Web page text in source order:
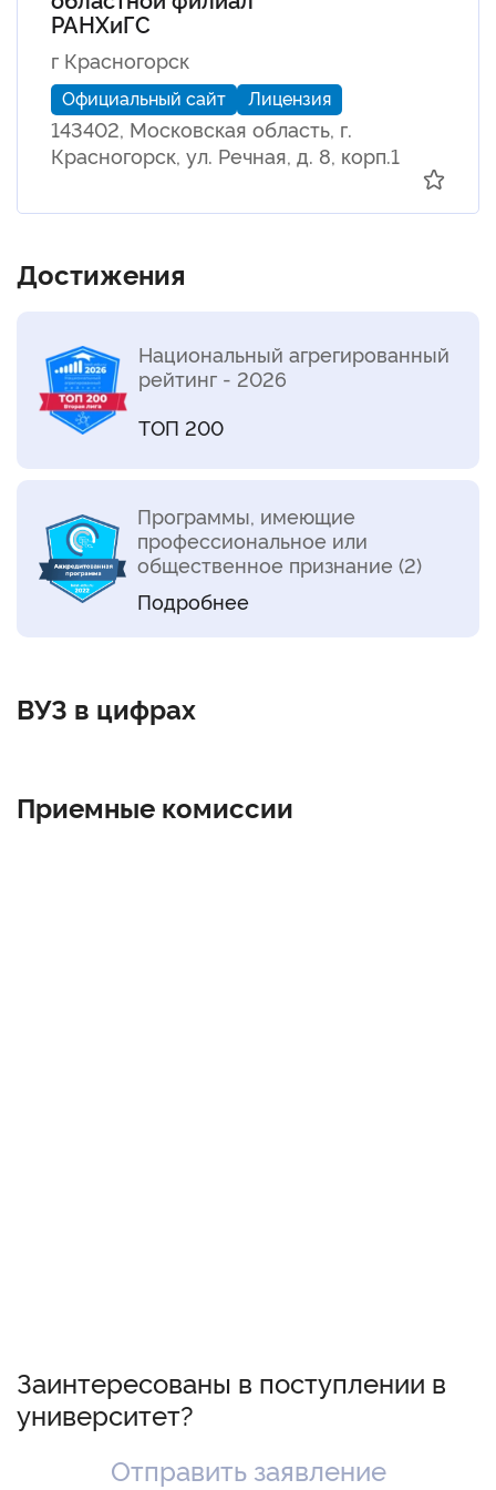
РАНХиГС
г Красногорск
Официальный сайт Лицензия
143402, Московская область, г.
Красногорск, ул. Речная, д. 8, корп.1
Достижения
Национальный агрегированный
рейтинг - 2026
ТОП 200
Программы, имеющие
профессиональное или
общественное признание (2)
Подробнее
ВУЗ в цифрах
Приемные комиссии
Заинтересованы в поступлении в
университет?
Отправить заявление